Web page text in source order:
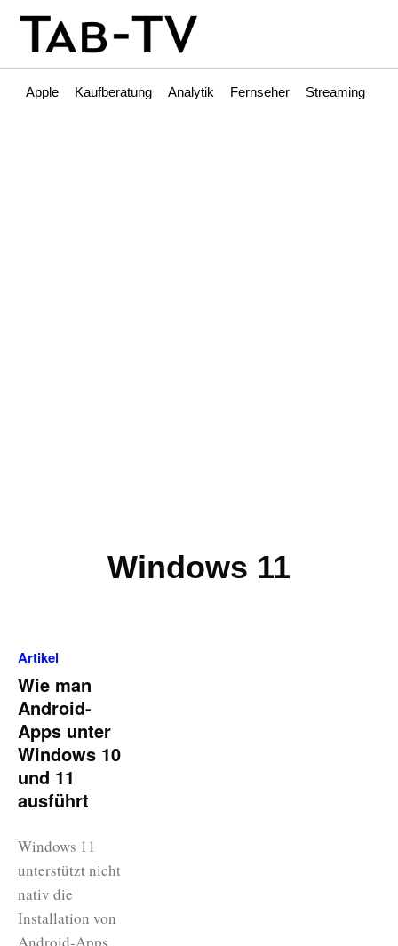
Apple Kaufberatung Analytik Fernseher Streaming
Windows 11
Artikel
Wie man
Android-
Apps unter
Windows 10
und 11
ausführt
Windows 11
unterstützt nicht
nativ die
Installation von